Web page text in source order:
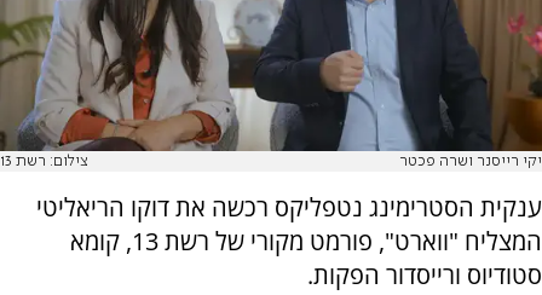
יקי רייסנר ושרה פכטר צילום: רשת 13
ענקית הסטרימינג נטפליקס רכשה את דוקו הריאליטי
המצליח "ווארט", פורמט מקורי של רשת 13, קומא
סטודיוס ורייסדור הפקות.